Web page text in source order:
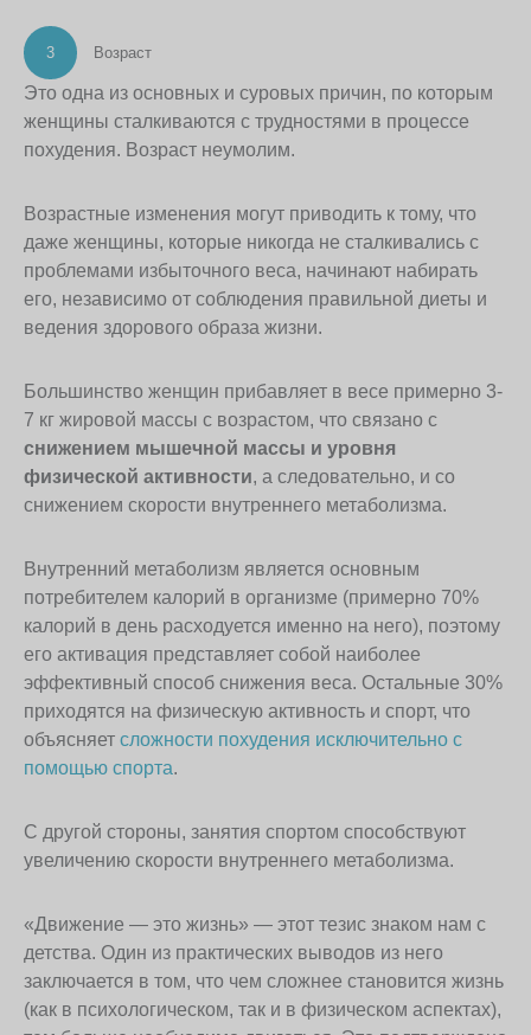
3 Возраст
Это одна из основных и суровых причин, по которым
женщины сталкиваются с трудностями в процессе
похудения. Возраст неумолим.
Возрастные изменения могут приводить к тому, что
даже женщины, которые никогда не сталкивались с
проблемами избыточного веса, начинают набирать
его, независимо от соблюдения правильной диеты и
ведения здорового образа жизни.
Большинство женщин прибавляет в весе примерно 3-
7 кг жировой массы с возрастом, что связано с
снижением мышечной массы и уровня
физической активности, а следовательно, и со
снижением скорости внутреннего метаболизма.
Внутренний метаболизм является основным
потребителем калорий в организме (примерно 70%
калорий в день расходуется именно на него), поэтому
его активация представляет собой наиболее
эффективный способ снижения веса. Остальные 30%
приходятся на физическую активность и спорт, что
объясняет сложности похудения исключительно с
помощью спорта.
С другой стороны, занятия спортом способствуют
увеличению скорости внутреннего метаболизма.
«Движение — это жизнь» — этот тезис знаком нам с
детства. Один из практических выводов из него
заключается в том, что чем сложнее становится жизнь
(как в психологическом, так и в физическом аспектах),